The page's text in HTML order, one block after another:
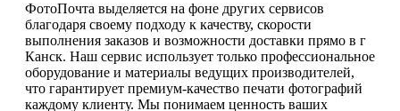
ФотоПочта выделяется на фоне других сервисов
благодаря своему подходу к качеству, скорости
выполнения заказов и возможности доставки прямо в г
Канск. Наш сервис использует только профессиональное
оборудование и материалы ведущих производителей,
что гарантирует премиум-качество печати фотографий
каждому клиенту. Мы понимаем ценность ваших